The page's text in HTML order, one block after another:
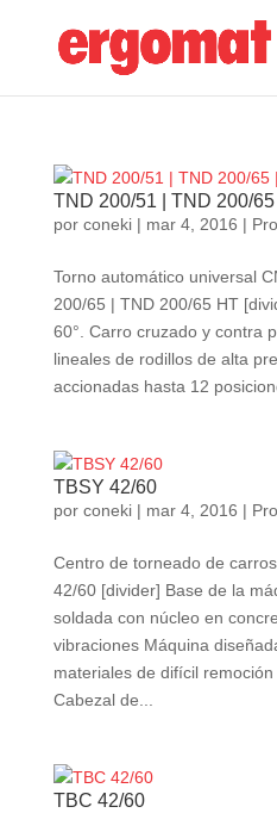
TND 200/51 | TND 200/
por coneki| mar 4, 2016 |
Torno automático universal
200/65 | TND 200/65 HT
60°. Carro cruzado y contra
lineales de rodillos de alta
accionadas hasta 12
TBSY 42/60
por coneki| mar 4, 2016 |
Centro de torneado de
42/60 [divider] Base de la
soldada con núcleo en
vibraciones Máquina
materiales de difícil
Cabezal de...
TBC 42/60